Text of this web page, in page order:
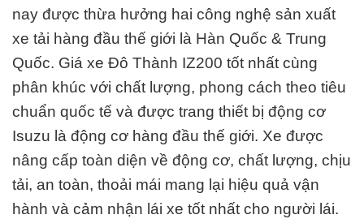
nay được thừa hưởng hai công nghệ sản xuất
xe tải hàng đầu thế giới là Hàn Quốc & Trung
Quốc. Giá xe Đô Thành IZ200 tốt nhất cùng
phân khúc với chất lượng, phong cách theo tiêu
chuẩn quốc tế và được trang thiết bị động cơ
Isuzu là động cơ hàng đầu thế giới. Xe được
nâng cấp toàn diện về động cơ, chất lượng, chịu
tải, an toàn, thoải mái mang lại hiệu quả vận
hành và cảm nhận lái xe tốt nhất cho người lái.